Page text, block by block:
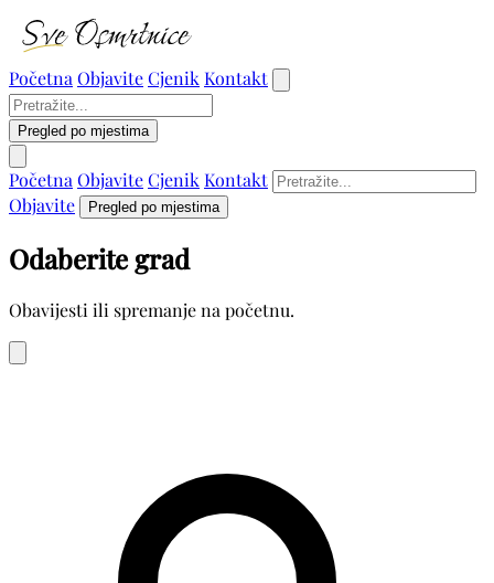
Početna ObjaviteCjenik Kontakt
Pregled po mjestima
Početna ObjaviteCjenik Kontakt
Objavite
Pregled po mjestima
Odaberite grad
Obavijesti ili spremanje na početnu.